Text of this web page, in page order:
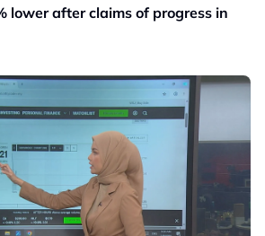
lower after claims of progress in